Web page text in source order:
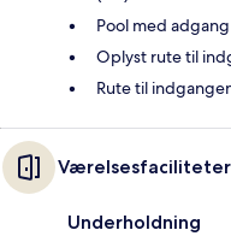
Pool med
Oplyst rute til
Rute til
Værelsesfaciliteter
Underholdning